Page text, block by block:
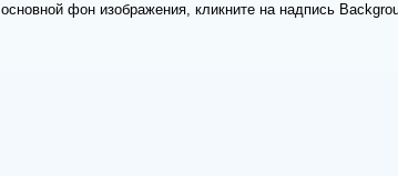
основной фон изображения, кликните на надпись